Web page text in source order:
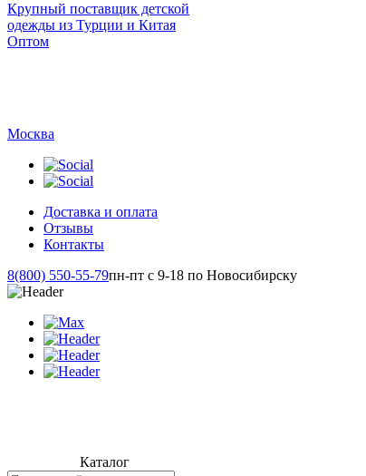
Крупный поставщик детской
одежды из Турции и Китая
Оптом
Москва
Доставка и оплата
Отзывы
Контакты
8(800) 550-55-79пн-пт с 9-18 по Новосибирску
Каталог